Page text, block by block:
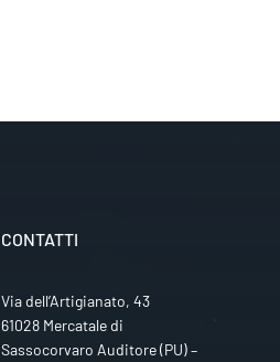
CONTATTI
Via dell’Artigianato, 43
61028 Mercatale di
Sassocorvaro Auditore (PU) –